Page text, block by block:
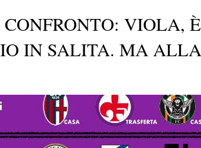
VIOLA,
IN SALITA. MA ALLA